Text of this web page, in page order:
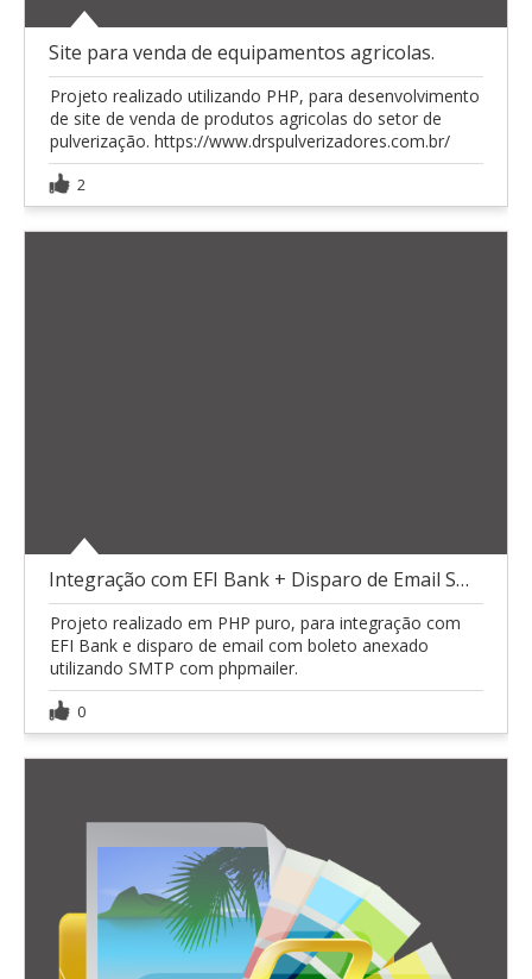
Site para venda de equipamentos agricolas.
Projeto realizado utilizando PHP, para desenvolvimento
de site de venda de produtos agricolas do setor de
pulverização. https://www.drspulverizadores.com.br/
2
Integração com EFI Bank + Disparo de Email SMTP
Projeto realizado em PHP puro, para integração com
EFI Bank e disparo de email com boleto anexado
utilizando SMTP com phpmailer.
0